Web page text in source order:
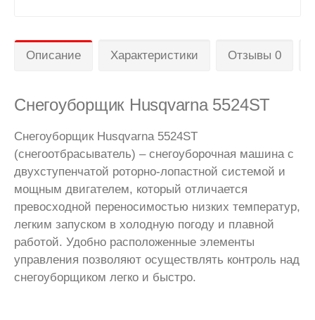
Описание Характеристики Отзывы 0
Снегоуборщик Husqvarna 5524ST
Снегоуборщик Husqvarna 5524ST
(снегоотбрасыватель) – снегоуборочная машина с
двухступенчатой роторно-лопастной системой и
мощным двигателем, который отличается
превосходной переносимостью низких температур,
легким запуском в холодную погоду и плавной
работой. Удобно расположенные элементы
управления позволяют осуществлять контроль над
снегоуборщиком легко и быстро.